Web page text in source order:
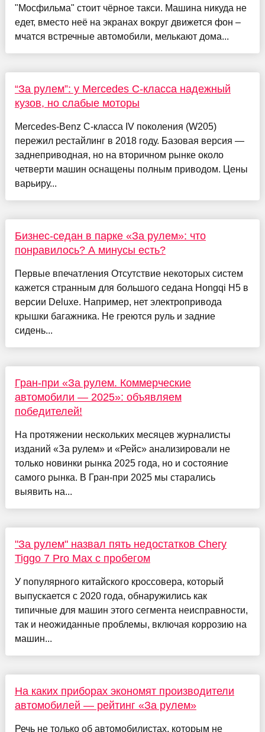
"Мосфильма" стоит чёрное такси. Машина никуда не
едет, вместо неё на экранах вокруг движется фон –
мчатся встречные автомобили, мелькают дома...
“За рулем”: у Mercedes C-класса надежный
кузов, но слабые моторы
Mercedes-Benz C-класса IV поколения (W205)
пережил рестайлинг в 2018 году. Базовая версия —
заднеприводная, но на вторичном рынке около
четверти машин оснащены полным приводом. Цены
варьиру...
Бизнес-седан в парке «За рулем»: что
понравилось? А минусы есть?
Первые впечатления Отсутствие некоторых систем
кажется странным для большого седана Hongqi H5 в
версии Deluxe. Например, нет электропривода
крышки багажника. Не греются руль и задние
сидень...
Гран-при «За рулем. Коммерческие
автомобили — 2025»: объявляем
победителей!
На протяжении нескольких месяцев журналисты
изданий «За рулем» и «Рейс» анализировали не
только новинки рынка 2025 года, но и состояние
самого рынка. В Гран-при 2025 мы старались
выявить на...
"За рулем" назвал пять недостатков Chery
Tiggo 7 Pro Max с пробегом
У популярного китайского кроссовера, который
выпускается с 2020 года, обнаружились как
типичные для машин этого сегмента неисправности,
так и неожиданные проблемы, включая коррозию на
машин...
На каких приборах экономят производители
автомобилей — рейтинг «За рулем»
Речь не только об автомобилистах, которым не